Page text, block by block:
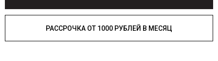
РАССРОЧКА ОТ 1000 РУБЛЕЙ В МЕСЯЦ